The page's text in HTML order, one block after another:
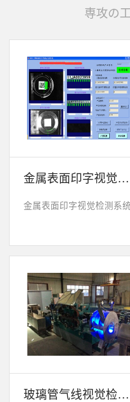
専攻の
金属表面印字视觉检测系统
金属表面印字视觉检测系统
玻璃管气线视觉检测系统